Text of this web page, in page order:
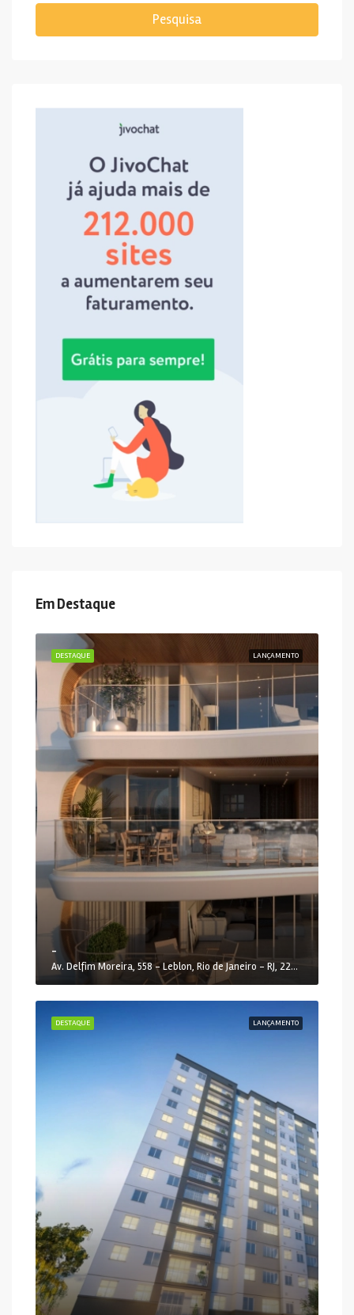
Pesquisa
Em Destaque
LANÇAMENTO
DESTAQUE
-
Av. Delfim Moreira, 558 - Leblon, Rio de Janeiro - RJ, 22441-000, Brasil
LANÇAMENTO
DESTAQUE